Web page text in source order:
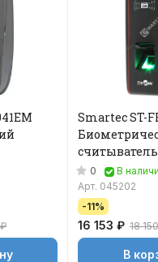
Smartec ST-
считыватель
0
В
Арт. 045202
-11%
16 153 ₽ 18
В